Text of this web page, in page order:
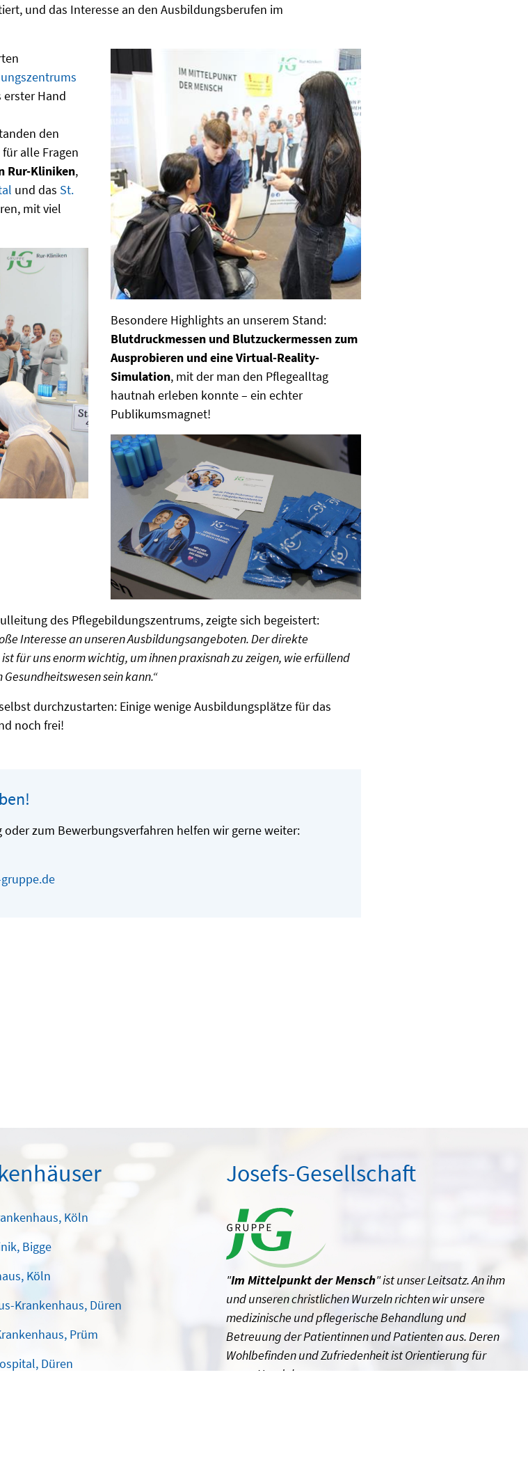
und das Interesse an den Ausbildungsberufen im
erster Hand
den
alle Fragen
Rur-Kliniken,
und das St.
mit viel
Besondere Highlights an unserem Stand:
Blutdruckmessen und Blutzuckermessen zum
Ausprobieren und eine Virtual-Reality-
Simulation, mit der man den Pflegealltag
hautnah erleben konnte – ein echter
Publikumsmagnet!
des Pflegebildungszentrums, zeigte sich begeistert:
Interesse an unseren Ausbildungsangeboten. Der direkte
für uns enorm wichtig, um ihnen praxisnah zu zeigen, wie erfüllend
sein kann.“
durchzustarten: Einige wenige Ausbildungsplätze für das
noch frei!
oder zum Bewerbungsverfahren helfen wir gerne weiter:
Köln
Bigge
Köln
Krankenhaus, Düren
Prüm
Düren
Josefs-Gesellschaft
"Im Mittelpunkt der Mensch" ist unser Leitsatz. An ihm
und unseren christlichen Wurzeln richten wir unsere
medizinische und pflegerische Behandlung und
Betreuung der Patientinnen und Patienten aus. Deren
Wohlbefinden und Zufriedenheit ist Orientierung für
unser Handeln.